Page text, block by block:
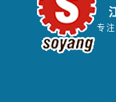
专